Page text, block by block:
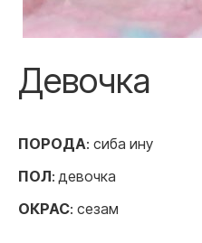
Девочка
ПОРОДА: сиба ину
ПОЛ: девочка
ОКРАС: сезам